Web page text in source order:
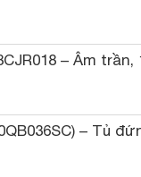
– Âm trần,
– Tủ